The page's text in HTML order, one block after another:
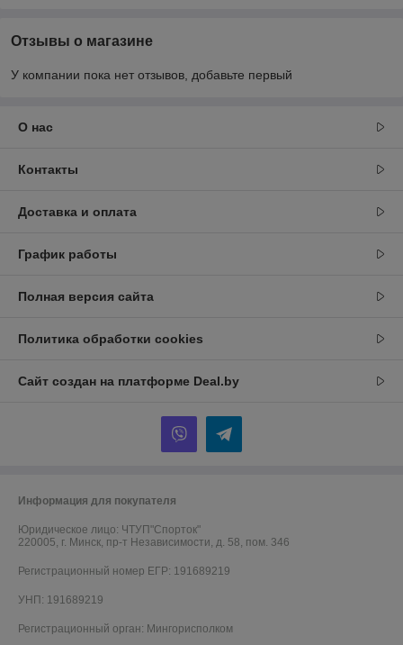
Отзывы о магазине
У компании пока нет отзывов, добавьте первый
О нас
Контакты
Доставка и оплата
График работы
Полная версия сайта
Политика обработки cookies
Сайт создан на платформе Deal.by
Информация для покупателя
Юридическое лицо: ЧТУП"Спорток"
220005, г. Минск, пр-т Независимости, д. 58, пом. 346
Регистрационный номер ЕГР: 191689219
УНП: 191689219
Регистрационный орган: Мингорисполком